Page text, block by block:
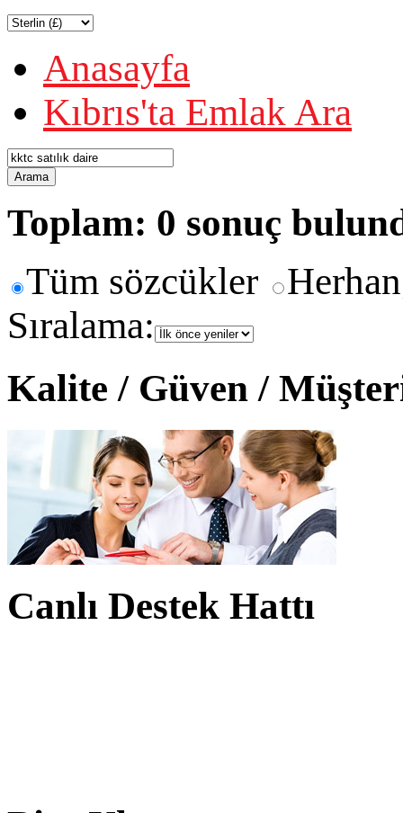
Anasayfa
Kıbrıs'ta Emlak Ara
Arama
Toplam: 0 sonuç
Tüm sözcükler
Sıralama:
Kalite / Güven /
Canlı Destek Hattı